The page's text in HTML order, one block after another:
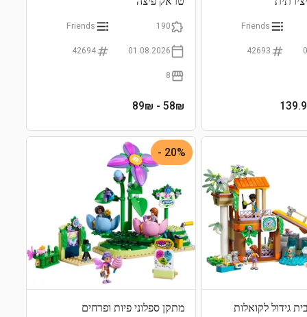
Friends
42693
190
Friends
01.08.2026
42694
8
58₪
- 89₪
גידול לקואלות
20% -
מתקן ספלוני פיות ופרחים